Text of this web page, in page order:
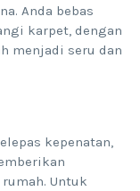
Anda bebas
karpet, dengan
menjadi seru dan
kepenatan,
Untuk